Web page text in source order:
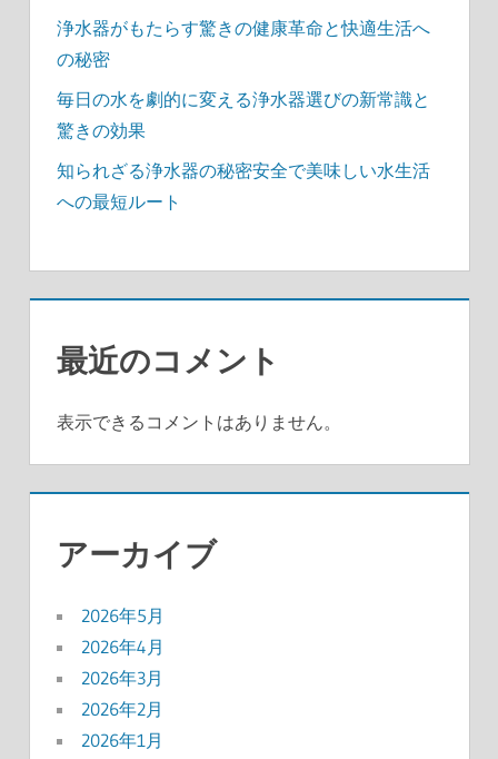
浄水器がもたらす驚きの健康革命と快適生活へ
の秘密
毎日の水を劇的に変える浄水器選びの新常識と
驚きの効果
知られざる浄水器の秘密安全で美味しい水生活
への最短ルート
最近のコメント
表示できるコメントはありません。
アーカイブ
2026年5月
2026年4月
2026年3月
2026年2月
2026年1月